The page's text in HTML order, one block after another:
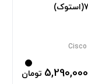
5,290,000 تومان